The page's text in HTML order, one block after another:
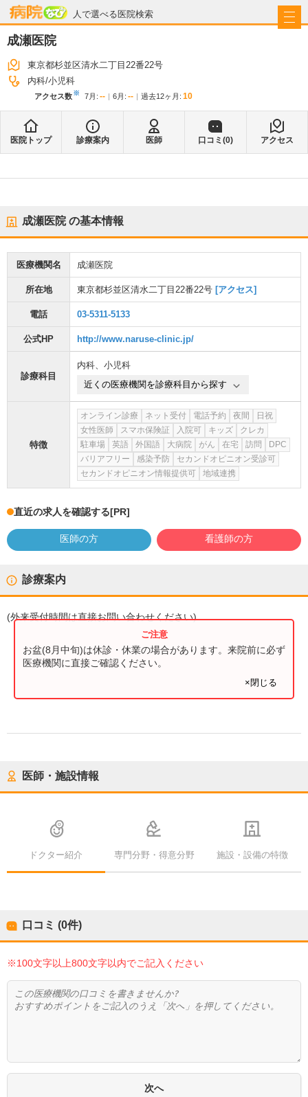
人で選べる医院検索
病院なび
成瀬医院
東京都杉並区清水二丁目22番22号
内科 小児科
アクセス数※ 7月 : -- 6月 : -- 過去12ヶ月: 10
医院トップ 診療案内 医師 口コミ(0) アクセス
成瀬医院の基本情報
医療機関名 成瀬医院
所在地 東京都杉並区清水二丁目22番22号 [アクセス]
電話 03-5311-5133
公式HP http://www.naruse-clinic.jp/
診療科目
内科、 小児科
近くの医療機関を診療科目から探す
特徴
オンライン診療 ネット受付 電話予約 夜間
日祝
女性医師
スマホ保険証 入院可 キッズ
クレカ
駐車場
英語 外国語 大病院 がん 在宅 訪問
DPC
バリアフリー
感染予防
セカンドオピニオン受診可
セカンドオピニオン情報提供可
地域連携
直近の求人を確認する[PR]
医師の方 看護師の方
診療案内
(外来受付時間は直接お問い合わせください)
お盆(8月中旬)は休診・休業の場合があります。来院前に必ず
医療機関に直接ご確認ください。
×閉じる
医師・施設情報
ドクター紹介 専門分野・得意分野 施設・設備の特徴
口コミ (0件)
※100文字以上800文字以内でご記入ください